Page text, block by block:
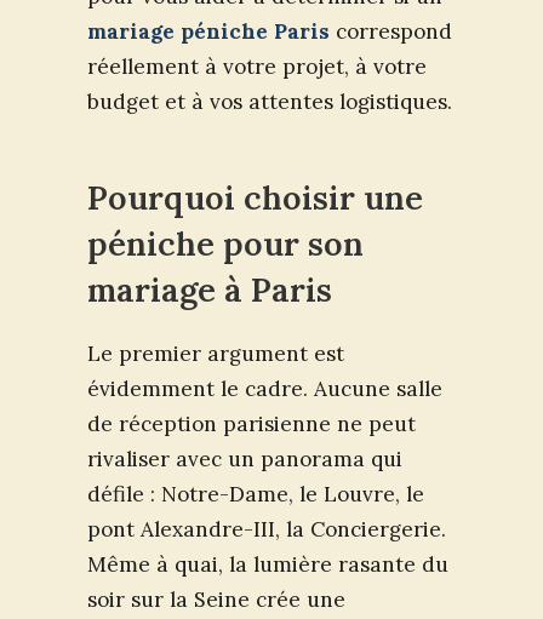
mariage péniche Paris correspond
réellement à votre projet, à votre
budget et à vos attentes logistiques.
Pourquoi choisir une
péniche pour son
mariage à Paris
Le premier argument est
évidemment le cadre. Aucune salle
de réception parisienne ne peut
rivaliser avec un panorama qui
défile : Notre-Dame, le Louvre, le
pont Alexandre-III, la Conciergerie.
Même à quai, la lumière rasante du
soir sur la Seine crée une